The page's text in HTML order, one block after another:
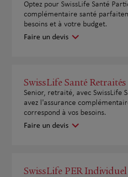
Optez pour SwissLife Santé
complémentaire santé
besoins et à votre budget.
Faire un devis
SwissLife Santé Retraités
Senior, retraité, avec SwissLife
avez l'assurance
correspond à vos besoins.
Faire un devis
SwissLife PER Individuel